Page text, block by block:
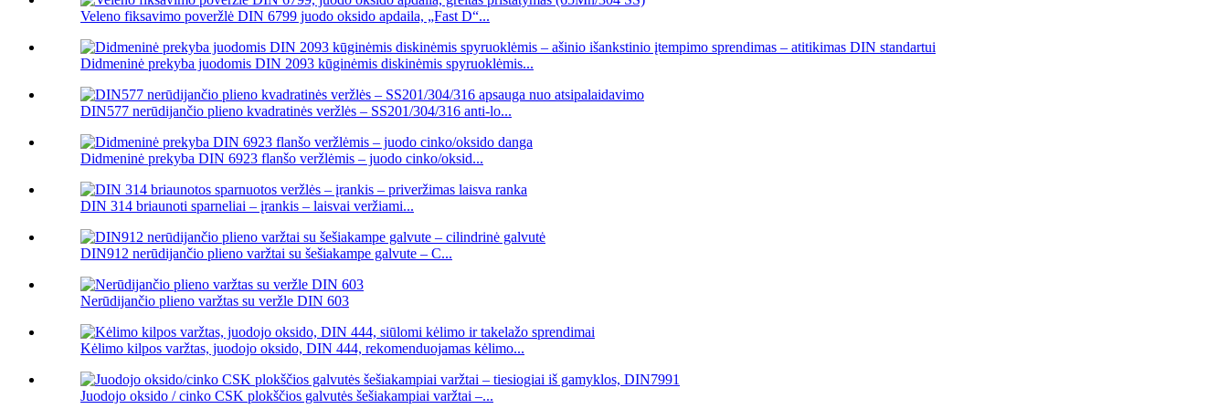
Veleno fiksavimo poveržlė DIN 6799 juodo oksido apdaila, „Fast D“...
Didmeninė prekyba juodomis DIN 2093 kūginėmis diskinėmis spyruoklėmis...
DIN577 nerūdijančio plieno kvadratinės veržlės – SS201/304/316 anti-lo...
Didmeninė prekyba DIN 6923 flanšo veržlėmis – juodo cinko/oksid...
DIN 314 briaunoti sparneliai – įrankis – laisvai veržiami...
DIN912 nerūdijančio plieno varžtai su šešiakampe galvute – C...
Nerūdijančio plieno varžtas su veržle DIN 603
Kėlimo kilpos varžtas, juodojo oksido, DIN 444, rekomenduojamas kėlimo...
Juodojo oksido / cinko CSK plokščios galvutės šešiakampiai varžtai –...